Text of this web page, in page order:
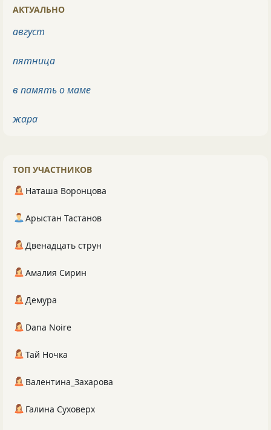
АКТУАЛЬНО
август
пятница
в память о маме
жара
ТОП УЧАСТНИКОВ
Наташа Воронцова
Арыстан Тастанов
Двенадцать струн
Амалия Сирин
Демура
Dana Noire
Тай Ночка
Валентина_Захарова
Галина Суховерх